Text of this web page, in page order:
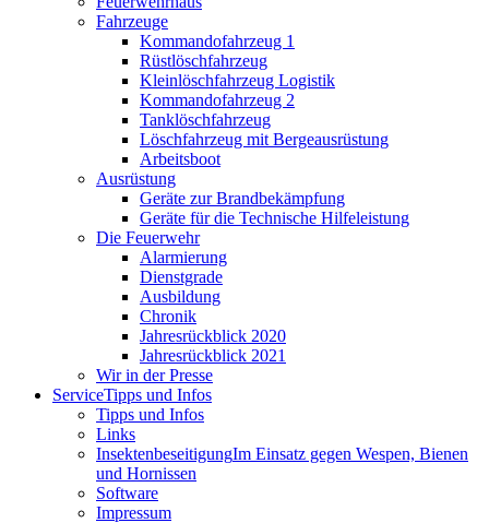
Fahrzeuge
Kommandofahrzeug 1
Rüstlöschfahrzeug
Kleinlöschfahrzeug Logistik
Kommandofahrzeug 2
Tanklöschfahrzeug
Löschfahrzeug mit Bergeausrüstung
Arbeitsboot
Ausrüstung
Geräte zur Brandbekämpfung
Geräte für die Technische Hilfeleistung
Die Feuerwehr
Alarmierung
Dienstgrade
Ausbildung
Chronik
Jahresrückblick 2020
Jahresrückblick 2021
Wir in der Presse
ServiceTipps und Infos
Tipps und Infos
Links
InsektenbeseitigungIm Einsatz gegen Wespen, Bienen
und Hornissen
Software
Impressum